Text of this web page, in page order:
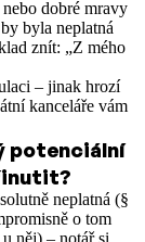
dobré mravy
byla neplatná
znít: „Z mého
– jinak hrozí
kanceláře vám
potenciální
neplatná (§
o tom
něj) – notář si